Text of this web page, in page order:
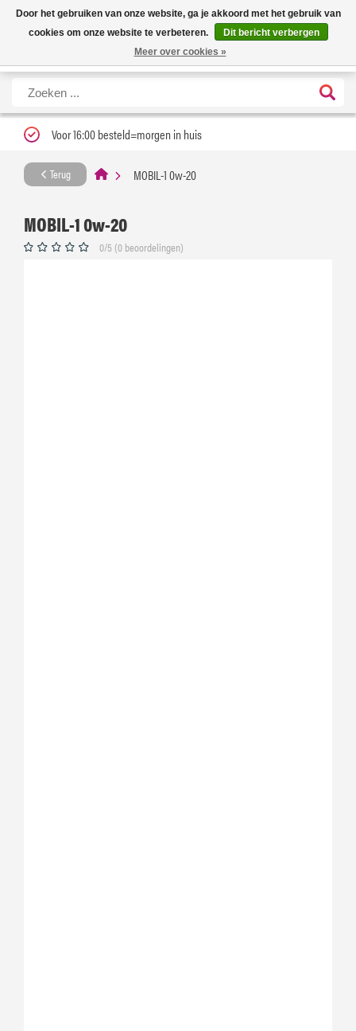
Nieuwe levertijd: 1 tot 3 werkdagen | Nu 25% korting op gehele assortiment
Carfume met kortingscode ''verfrissend''
X
Voor 16:00 besteld=morgen in huis
Terug MOBIL-1 0w-20
MOBIL-1 0w-20
0/5 (0 beoordelingen)
Door het gebruiken van onze website, ga je akkoord met het gebruik van
cookies om onze website te verbeteren.
Dit bericht verbergen
Meer over cookies »